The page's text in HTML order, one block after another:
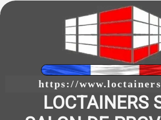
https://
LOCTAINERS